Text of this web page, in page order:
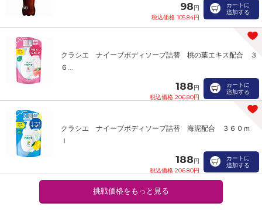
98円
税込価格 105.84円
カートに
追加する
クラシエ ナイーブボディソープ詰替 桃の葉エキス配合 ３
６...
188円
税込価格 206.80円
カートに
追加する
クラシエ ナイーブボディソープ詰替 海泥配合 ３６０ｍ
ｌ
188円
税込価格 206.80円
カートに
追加する
挑戦価格をもっと見る